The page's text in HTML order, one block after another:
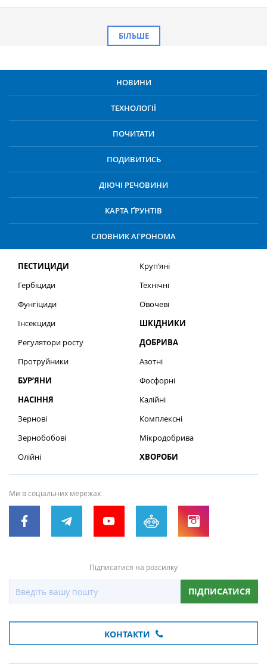
БІЛЬШЕ
НОВИНИ
ТЕХНОЛОГІЇ
ПОЧИТАТИ
ПОДИВИТИСЬ
ДІЮЧІ РЕЧОВИНИ
КАРТА ҐРУНТІВ
СЛОВНИК АГРОНОМА
ПЕСТИЦИДИ
Гербіциди
Фунгіциди
Інсекциди
Регулятори росту
Протруйники
БУР’ЯНИ
НАСІННЯ
Зернові
Зернобобові
Олійні
Круп’яні
Технічні
Овочеві
ШКІДНИКИ
ДОБРИВА
Азотні
Фосфорні
Калійні
Комплексні
Мікродобрива
ХВОРОБИ
Ми в соціальних мережах
Підписатися на розсилку
ПІДПИСАТИСЯ
КОНТАКТИ